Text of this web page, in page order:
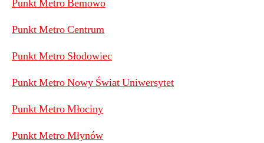
Punkt Metro Bemowo
Punkt Metro Centrum
Punkt Metro Słodowiec
Punkt Metro Nowy Świat Uniwersytet
Punkt Metro Młociny
Punkt Metro Młynów